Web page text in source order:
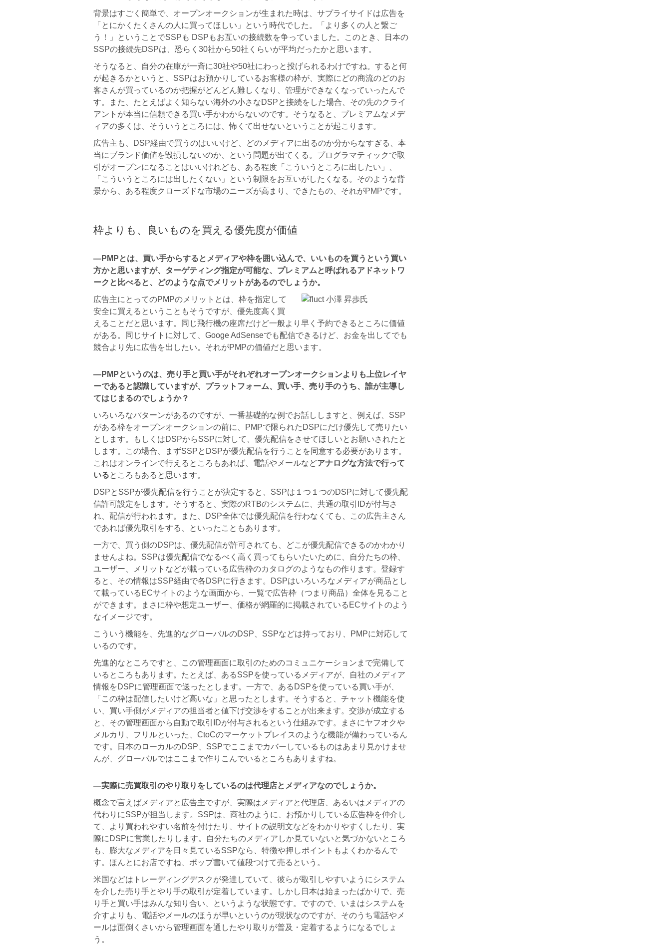
背景はすごく簡単で、オープンオークションが生まれた時は、サプライサイドは広告を
「とにかくたくさんの人に買ってほしい」という時代でした。「より多くの人と繋ご
う！」ということでSSPも DSPもお互いの接続数を争っていました。このとき、日本の
SSPの接続先DSPは、恐らく30社から50社くらいが平均だったかと思います。
そうなると、自分の在庫が一斉に30社や50社にわっと投げられるわけですね。すると何
が起きるかというと、SSPはお預かりしているお客様の枠が、実際にどの商流のどのお
客さんが買っているのか把握がどんどん難しくなり、管理ができなくなっていったんで
す。また、たとえばよく知らない海外の小さなDSPと接続をした場合、その先のクライ
アントが本当に信頼できる買い手かわからないのです。そうなると、プレミアムなメデ
ィアの多くは、そういうところには、怖くて出せないということが起こります。
広告主も、DSP経由で買うのはいいけど、どのメディアに出るのか分からなすぎる、本
当にブランド価値を毀損しないのか、という問題が出てくる。プログラマティックで取
引がオープンになることはいいけれども、ある程度「こういうところに出したい」、
「こういうところには出したくない」という制限をお互いがしたくなる。そのような背
景から、ある程度クローズドな市場のニーズが高まり、できたもの、それがPMPです。
枠よりも、良いものを買える優先度が価値
―PMPとは、買い手からするとメディアや枠を囲い込んで、いいものを買うという買い
方かと思いますが、ターゲティング指定が可能な、プレミアムと呼ばれるアドネットワ
ークと比べると、どのような点でメリットがあるのでしょうか。
広告主にとってのPMPのメリットとは、枠を指定して
安全に買えるということもそうですが、優先度高く買
えることだと思います。同じ飛行機の座席だけど一般より早く予約できるところに価値
がある。同じサイトに対して、Googe AdSenseでも配信できるけど、お金を出してでも
競合より先に広告を出したい。それがPMPの価値だと思います。
―PMPというのは、売り手と買い手がそれぞれオープンオークションよりも上位レイヤ
ーであると認識していますが、プラットフォーム、買い手、売り手のうち、誰が主導し
てはじまるのでしょうか？
いろいろなパターンがあるのですが、一番基礎的な例でお話ししますと、例えば、SSP
がある枠をオープンオークションの前に、PMPで限られたDSPにだけ優先して売りたい
とします。もしくはDSPからSSPに対して、優先配信をさせてほしいとお願いされたと
します。この場合、まずSSPとDSPが優先配信を行うことを同意する必要があります。
これはオンラインで行えるところもあれば、電話やメールなどアナログな方法で行って
いるところもあると思います。
DSPとSSPが優先配信を行うことが決定すると、SSPは１つ１つのDSPに対して優先配
信許可設定をします。そうすると、実際のRTBのシステムに、共通の取引IDが付与さ
れ、配信が行われます。また、DSP全体では優先配信を行わなくても、この広告主さん
であれば優先取引をする、といったこともあります。
一方で、買う側のDSPは、優先配信が許可されても、どこが優先配信できるのかわかり
ませんよね。SSPは優先配信でなるべく高く買ってもらいたいために、自分たちの枠、
ユーザー、メリットなどが載っている広告枠のカタログのようなもの作ります。登録す
ると、その情報はSSP経由で各DSPに行きます。DSPはいろいろなメディアが商品とし
て載っているECサイトのような画面から、一覧で広告枠（つまり商品）全体を見ること
ができます。まさに枠や想定ユーザー、価格が網羅的に掲載されているECサイトのよう
なイメージです。
こういう機能を、先進的なグローバルのDSP、SSPなどは持っており、PMPに対応して
いるのです。
先進的なところですと、この管理画面に取引のためのコミュニケーションまで完備して
いるところもあります。たとえば、あるSSPを使っているメディアが、自社のメディア
情報をDSPに管理画面で送ったとします。一方で、あるDSPを使っている買い手が、
「この枠は配信したいけど高いな」と思ったとします。そうすると、チャット機能を使
い、買い手側がメディアの担当者と値下げ交渉をすることが出来ます。交渉が成立する
と、その管理画面から自動で取引IDが付与されるという仕組みです。まさにヤフオクや
メルカリ、フリルといった、CtoCのマーケットプレイスのような機能が備わっているん
です。日本のローカルのDSP、SSPでここまでカバーしているものはあまり見かけませ
んが、グローバルではここまで作りこんでいるところもありますね。
―実際に売買取引のやり取りをしているのは代理店とメディアなのでしょうか。
概念で言えばメディアと広告主ですが、実際はメディアと代理店、あるいはメディアの
代わりにSSPが担当します。SSPは、商社のように、お預かりしている広告枠を仲介し
て、より買われやすい名前を付けたり、サイトの説明文などをわかりやすくしたり、実
際にDSPに営業したりします。自分たちのメディアしか見ていないと気づかないところ
も、膨大なメディアを日々見ているSSPなら、特徴や押しポイントもよくわかるんで
す。ほんとにお店ですね、ポップ書いて値段つけて売るという。
米国などはトレーディングデスクが発達していて、彼らが取引しやすいようにシステム
を介した売り手とやり手の取引が定着しています。しかし日本は始まったばかりで、売
り手と買い手はみんな知り合い、というような状態です。ですので、いまはシステムを
介すよりも、電話やメールのほうが早いというのが現状なのですが、そのうち電話やメ
ールは面倒くさいから管理画面を通したやり取りが普及・定着するようになるでしょ
う。